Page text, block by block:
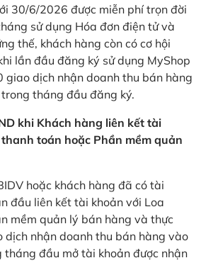
30/6/2026 được miễn phí trọn đời
sử dụng Hóa đơn điện tử và
thế, khách hàng còn có cơ hội
lần đầu đăng ký sử dụng MyShop
giao dịch nhận doanh thu bán hàng
tháng đầu đăng ký.
khi Khách hàng liên kết tài
toán hoặc Phần mềm quản
hoặc khách hàng đã có tài
đầu liên kết tài khoản với Loa
mềm quản lý bán hàng và thực
dịch nhận doanh thu bán hàng vào
tháng đầu mở tài khoản được nhận